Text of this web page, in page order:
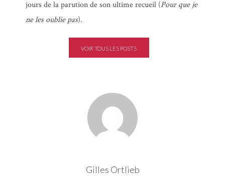
Pavlopoulos
jours de la parution de son ultime recueil (Pour que je
ne les oublie pas).
VOIR TOUS LES POSTS
Gilles Ortlieb